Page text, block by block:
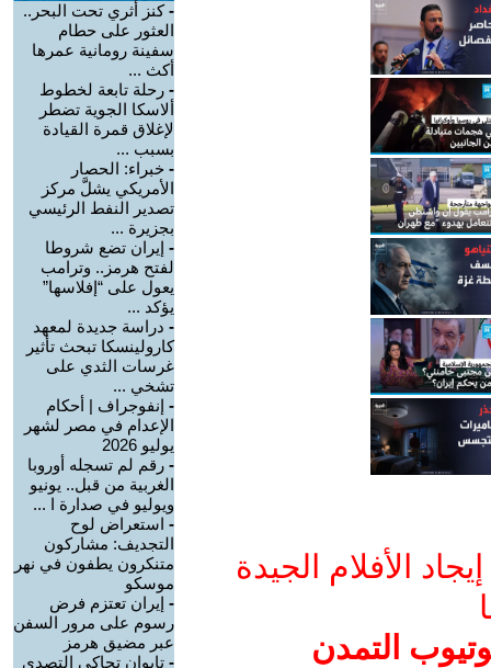
الأفلام الجيدة
التمدن
-كنز أثري تحت البحر..
العثور على حطام
سفينة رومانية عمرها
أكث ...
- رحلة تابعة لخطوط
ألاسكا الجوية تضطر
لإغلاق قمرة القيادة
بسبب ...
- خبراء: الحصار
الأمريكي يشلَّ مركز
تصدير النفط الرئيسي
بجزيرة ...
- إيران تضع شروطا
لفتح هرمز.. وترامب
يعول على “إفلاسها”
يؤكد ...
- دراسة جديدة لمعهد
كارولينسكا تبحث تأثير
غرسات الثدي على
تشخي ...
- إنفوجراف | أحكام
الإعدام في مصر لشهر
يوليو 2026
- رقم لم تسجله أوروبا
الغربية من قبل.. يونيو
ويوليو في صدارة ا ...
- استعراض لوح
التجديف: مشاركون
متنكرون يطفون في نهر
موسكو
- إيران تعتزم فرض
رسوم على مرور السفن
عبر مضيق هرمز
- تايوان تحاكي التصدي